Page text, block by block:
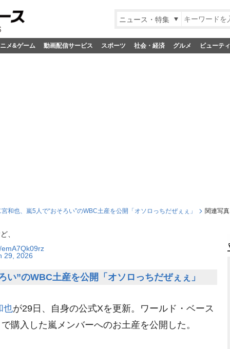
ニュース・特集
メ&ゲーム 動画配信サービス スポーツ 社会・経済 グルメ ビューティ
宮和也、嵐5人で“おそろい”のWBC土産を公開「オソロっちだぜぇぇ」 関連写真
、
29, 2026
い”のWBC土産を公開「オソロっちだぜぇぇ」
也が29日、自身の公式Xを更新。ワールド・ベース
購入した嵐メンバーへのお土産を公開した。